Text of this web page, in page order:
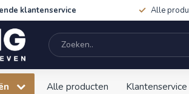
klantenservice Alle
Alle producten Klantenservice